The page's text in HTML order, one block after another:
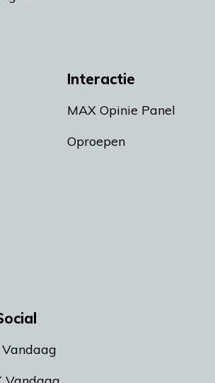
Interactie
MAX Opinie Panel
Oproepen